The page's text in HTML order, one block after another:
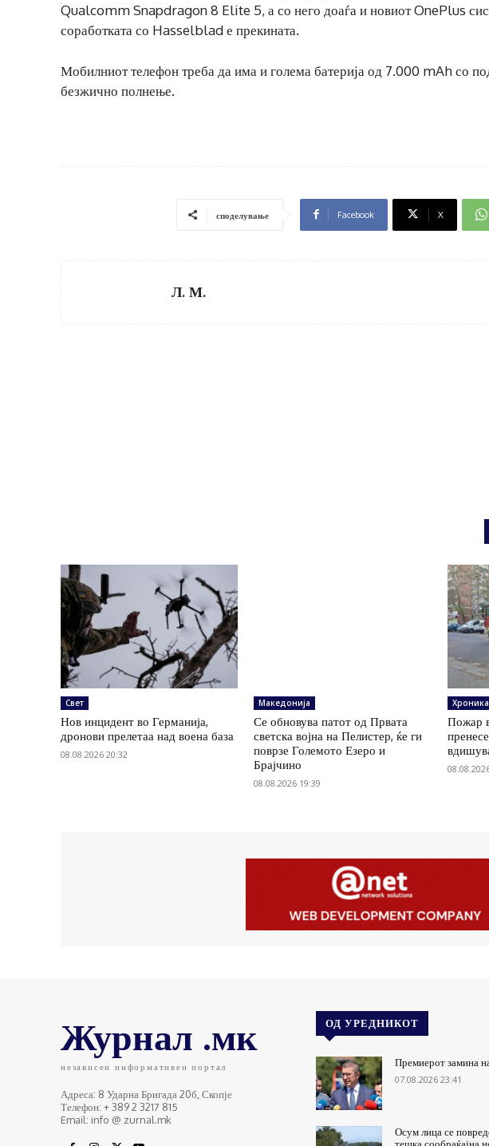
Qualcomm Snapdragon 8 Elite 5, а со него доаѓа и новиот OnePlus
соработката со Hasselblad е прекината.
Мобилниот телефон треба да има и голема батерија од 7.000 mAh со
безжично полнење.
споделување Facebook X
Л. М.
Свет
Нов инцидент во Германија,
дронови прелетаа над воена база
08.08.2026 20:32
Македонија
Се обновува патот од Првата
светска војна на Пелистер, ќе ги
поврзе Големото Езеро и
Брајчино
08.08.2026 19:39
Хроника
Пожар
Журнал .мк
независен информативен портал
Адреса: 8 Ударна Бригада 20б, Скопје
Телефон: + 389 2 3217 815
Email: info @ zurnal.mk
ОД УРЕДНИКОТ
Премиерот замина
07.08.2026 23:41
Осум лица се